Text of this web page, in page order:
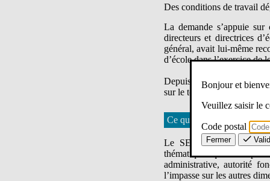
Des conditions de travail
La demande s’appuie
directeurs et directrices
général, avait lui-même
d’école dans l’exercice de
Depuis, rien n’a changé,
sur le temps de travail,
Ce que demande le SE-
Le SE-Unsa réclame un
thématiques que nous
administrative, autorité
l’impasse sur les autres
Bonjour et
Veuillez saisir le
Code postal
Fermer